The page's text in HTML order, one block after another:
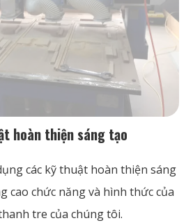
hoàn thiện sáng tạo
các kỹ thuật hoàn thiện sáng
cao chức năng và hình thức của
tre của chúng tôi.